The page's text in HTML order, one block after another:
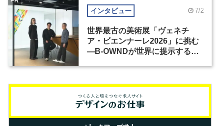
インタビュー 7/2
世界最古の美術展「ヴェネチ
ア・ビエンナーレ2026」に挑む
―B-OWNDが世界に提示する美